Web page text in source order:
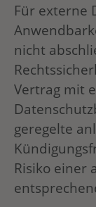
Für externe
nicht
Vertrag mit
geregelte
Risiko einer